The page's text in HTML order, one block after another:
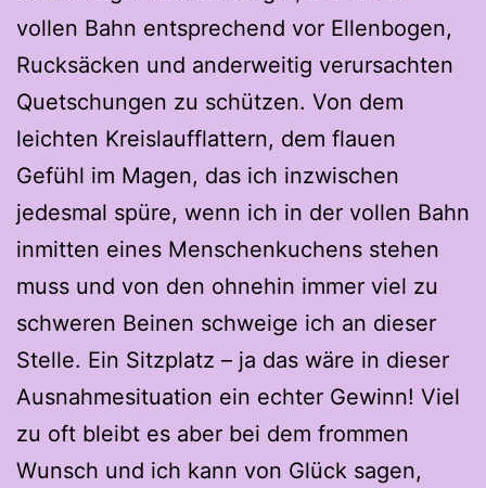
vollen Bahn entsprechend vor Ellenbogen,
Rucksäcken und anderweitig verursachten
Quetschungen zu schützen. Von dem
leichten Kreislaufflattern, dem flauen
Gefühl im Magen, das ich inzwischen
jedesmal spüre, wenn ich in der vollen Bahn
inmitten eines Menschenkuchens stehen
muss und von den ohnehin immer viel zu
schweren Beinen schweige ich an dieser
Stelle. Ein Sitzplatz – ja das wäre in dieser
Ausnahmesituation ein echter Gewinn! Viel
zu oft bleibt es aber bei dem frommen
Wunsch und ich kann von Glück sagen,